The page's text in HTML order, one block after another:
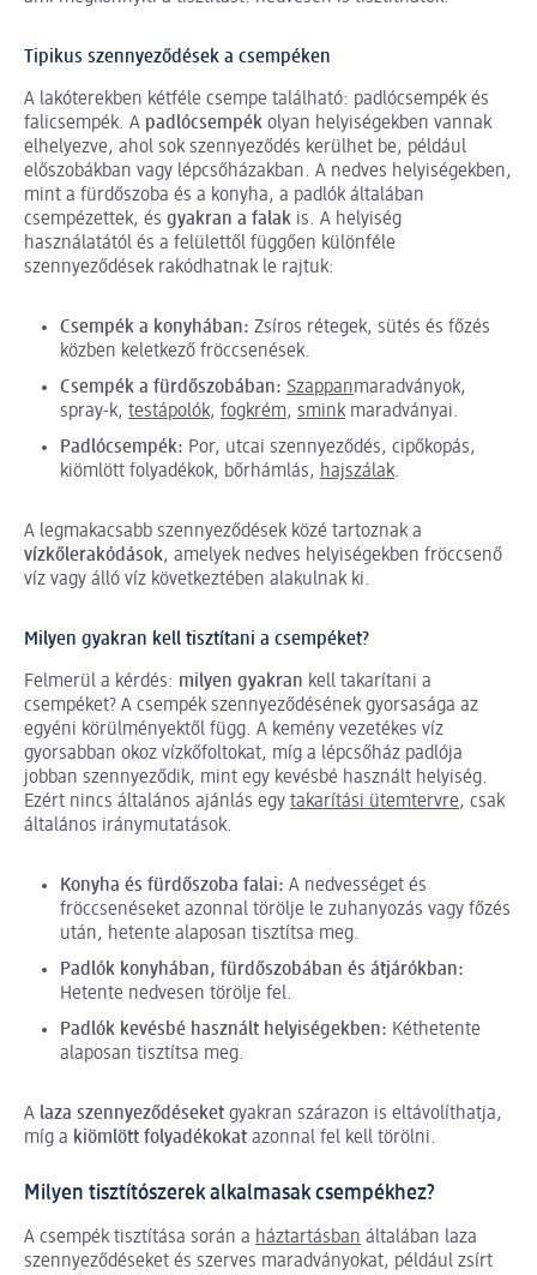
Tipikus szennyeződések a csempéken
A lakóterekben kétféle csempe található: padlócsempék és
falicsempék. A padlócsempék olyan helyiségekben vannak
elhelyezve, ahol sok szennyeződés kerülhet be, például
előszobákban vagy lépcsőházakban. A nedves helyiségekben,
mint a fürdőszoba és a konyha, a padlók általában
csempézettek, és gyakran a falak is. A helyiség
használatától és a felülettől függően különféle
szennyeződések rakódhatnak le rajtuk:
Csempék a konyhában: Zsíros rétegek, sütés és főzés
közben keletkező fröccsenések.
Csempék a fürdőszobában: Szappanmaradványok,
spray-k, testápolók, fogkrém, sminkmaradványai.
Padlócsempék: Por, utcai szennyeződés, cipőkopás,
kiömlött folyadékok, bőrhámlás, hajszálak.
A legmakacsabb szennyeződések közé tartoznak a
vízkőlerakódások, amelyek nedves helyiségekben fröccsenő
víz vagy álló víz következtében alakulnak ki.
Milyen gyakran kell tisztítani a csempéket?
Felmerül a kérdés: milyen gyakran kell takarítani a
csempéket? A csempék szennyeződésének gyorsasága az
egyéni körülményektől függ. A kemény vezetékes víz
gyorsabban okoz vízkőfoltokat, míg a lépcsőház padlója
jobban szennyeződik, mint egy kevésbé használt helyiség.
Ezért nincs általános ajánlás egy takarítási ütemtervre, csak
általános iránymutatások.
Konyha és fürdőszoba falai: A nedvességet és
fröccsenéseket azonnal törölje le zuhanyozás vagy főzés
után, hetente alaposan tisztítsa meg.
Padlók konyhában, fürdőszobában és átjárókban:
Hetente nedvesen törölje fel.
Padlók kevésbé használt helyiségekben: Kéthetente
alaposan tisztítsa meg.
A laza szennyeződéseket gyakran szárazon is eltávolíthatja,
míg a kiömlött folyadékokat azonnal fel kell törölni.
Milyen tisztítószerek alkalmasak csempékhez?
A csempék tisztítása során a háztartásban általában laza
szennyeződéseket és szerves maradványokat, például zsírt